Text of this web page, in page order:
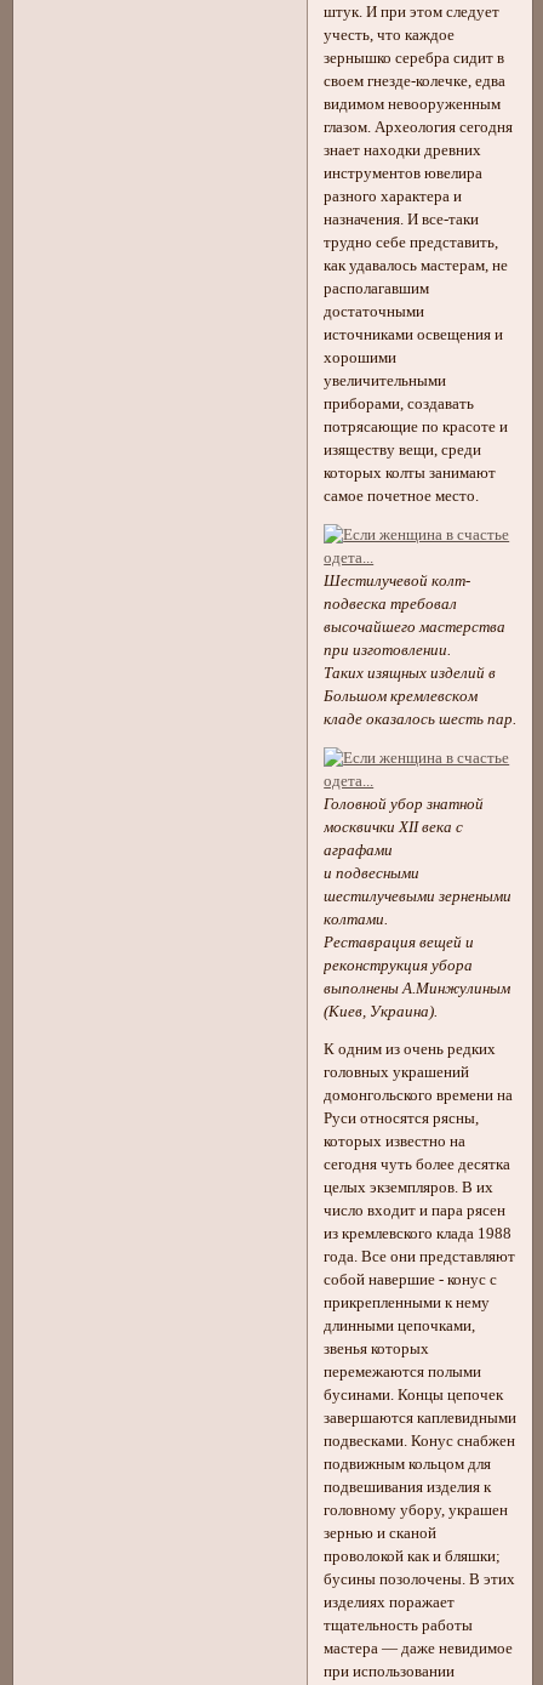
штук. И при этом следует
учесть, что каждое
зернышко серебра сидит в
своем гнезде-колечке, едва
видимом невооруженным
глазом. Археология сегодня
знает находки древних
инструментов ювелира
разного характера и
назначения. И все-таки
трудно себе представить,
как удавалось мастерам, не
располагавшим
достаточными
источниками освещения и
хорошими
увеличительными
приборами, создавать
потрясающие по красоте и
изяществу вещи, среди
которых колты занимают
самое почетное место.
Шестилучевой колт-
подвеска требовал
высочайшего мастерства
при изготовлении.
Таких изящных изделий в
Большом кремлевском
кладе оказалось шесть пар.
Головной убор знатной
москвички XII века с
аграфами
и подвесными
шестилучевыми зернеными
колтами.
Реставрация вещей и
реконструкция убора
выполнены А.Минжулиным
(Киев, Украина).
К одним из очень редких
головных украшений
домонгольского времени на
Руси относятся рясны,
которых известно на
сегодня чуть более десятка
целых экземпляров. В их
число входит и пара рясен
из кремлевского клада 1988
года. Все они представляют
собой навершие - конус с
прикрепленными к нему
длинными цепочками,
звенья которых
перемежаются полыми
бусинами. Концы цепочек
завершаются каплевидными
подвесками. Конус снабжен
подвижным кольцом для
подвешивания изделия к
головному убору, украшен
зернью и сканой
проволокой как и бляшки;
бусины позолочены. В этих
изделиях поражает
тщательность работы
мастера — даже невидимое
при использовании